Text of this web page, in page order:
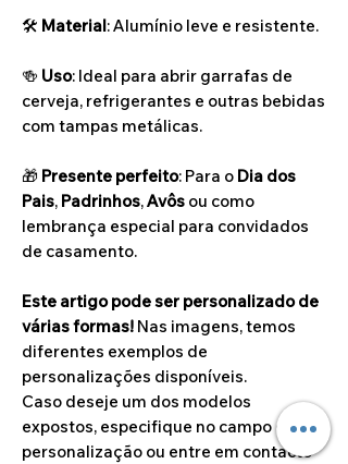
🛠 Material: Alumínio leve e resistente.
🍻 Uso: Ideal para abrir garrafas de
cerveja, refrigerantes e outras bebidas
com tampas metálicas.
🎁 Presente perfeito: Para o Dia dos
Pais, Padrinhos,Avôs ou como
lembrança especial para convidados
de casamento.
Este artigo pode ser personalizado de
várias formas! Nas imagens, temos
diferentes exemplos de
personalizações disponíveis.
Caso deseje um dos modelos
expostos, especifique no campo de
personalização ou entre em contacto